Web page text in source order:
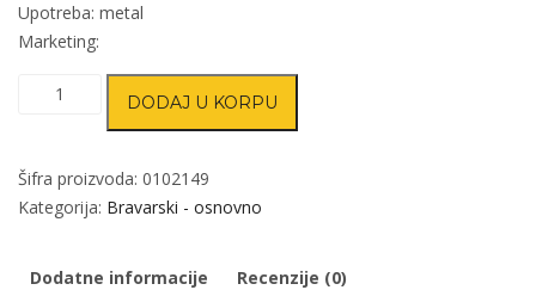
Upotreba: metal
Marketing:
Šarka
vrata
SP1000
DODAJ U KORPU
Šifra proizvoda: 0102149
Kategorija: Bravarski - osnovno
Dodatne informacije Recenzije (0)